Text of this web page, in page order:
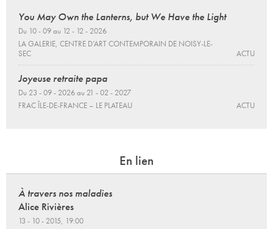
You May Own the Lanterns, but We Have the Light
Du 10 - 09 au 12 - 12 - 2026
LA GALERIE, CENTRE D’ART CONTEMPORAIN DE NOISY-LE-
SEC
ACTU
Joyeuse retraite papa
Du 23 - 09 - 2026 au 21 - 02 - 2027
FRAC ÎLE-DE-FRANCE – LE PLATEAU
ACTU
En lien
À travers nos maladies
Alice Rivières
13 - 10 - 2015, 19:00